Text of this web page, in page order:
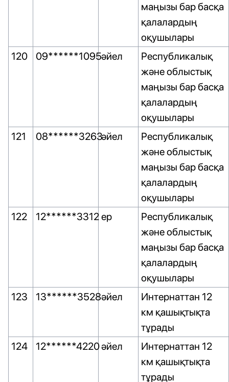
маңызы бар басқа
қалалардың
оқушылары
120
09******1095әйел
Республикалық
және облыстық
маңызы бар басқа
қалалардың
оқушылары
121
08******3263әйел
Республикалық
және облыстық
маңызы бар басқа
қалалардың
оқушылары
122
12******3312ер
Республикалық
және облыстық
маңызы бар басқа
қалалардың
оқушылары
123
13******3528әйел
Интернаттан 12
км қашықтықта
тұрады
124
12******4220әйел
Интернаттан 12
км қашықтықта
тұрады